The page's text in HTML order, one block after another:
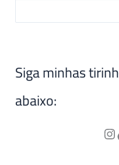
Siga minhas
abaixo: